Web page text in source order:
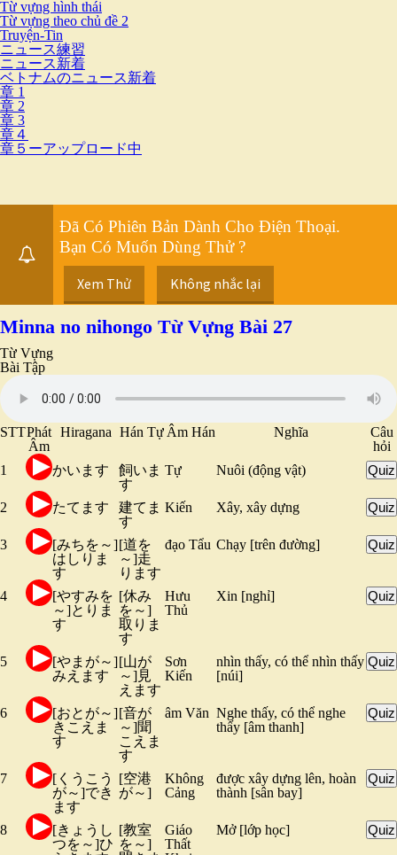
Từ vựng hình thái
Từ vựng theo chủ đề 2
Truyện-Tin
ニュース練習
ニュース新着
ベトナムのニュース新着
章 1
章 2
章 3
章４
章５ーアップロード中
Đã Có Phiên Bản Dành Cho Điện Thoại.
Bạn Có Muốn Dùng Thử ?
Xem Thử Không nhắc lại
Minna no nihongo Từ Vựng Bài 27
Từ Vựng
Bài Tập
STTPhát
Âm
Hiragana Hán Tự Âm Hán Nghĩa
Câu
hỏi
1
かいます
飼いま
す
Tự Nuôi (động vật) Quiz
2 たてます
建てま
す
Kiến Xây, xây dựng Quiz
3
[みちを～]
はしりま
す
[道を
～]走
ります
đạo Tẩu Chạy [trên đường] Quiz
4
[やすみを
～]とりま
す
[休み
を～]
取りま
す
Hưu
Thủ
Xin [nghỉ] Quiz
5
[やまが～]
みえます
[山が
～]見
えます
Sơn
Kiến
nhìn thấy, có thể nhìn thấy
[núi]
Quiz
6
[おとが～]
きこえま
す
[音が
～]聞
こえま
す
âm Văn Nghe thấy, có thể nghe
thấy [âm thanh]
Quiz
7
[くうこう
が～]でき
ます
[空港
が～]
Không
Cảng
được xây dựng lên, hoàn
thành [sân bay]
Quiz
8
[きょうし
つを～]ひ
[教室
を～]
Giáo
Thất
Mở [lớp học] Quiz